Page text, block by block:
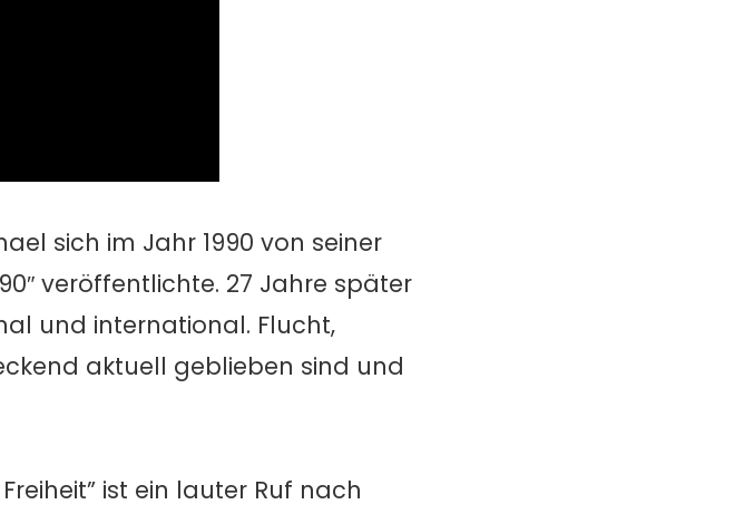
sich im Jahr 1990 von seiner
veröffentlichte. 27 Jahre später
und international. Flucht,
aktuell geblieben sind und
ist ein lauter Ruf nach